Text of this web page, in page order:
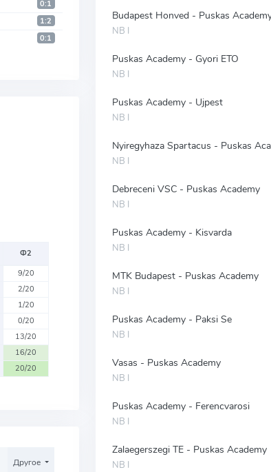
0:1
1:2
0:1
Ф2
9/20
2/20
1/20
0/20
13/20
16/20
20/20
Другое
Budapest Honved - Puskas
NB I
Puskas Academy - Gyori ETO
NB I
Puskas Academy - Ujpest
NB I
Nyiregyhaza Spartacus - Puskas
NB I
Debreceni VSC - Puskas Academy
NB I
Puskas Academy - Kisvarda
NB I
MTK Budapest - Puskas Academy
NB I
Puskas Academy - Paksi Se
NB I
Vasas - Puskas Academy
NB I
Puskas Academy - Ferencvarosi
NB I
Zalaegerszegi TE - Puskas Academy
NB I